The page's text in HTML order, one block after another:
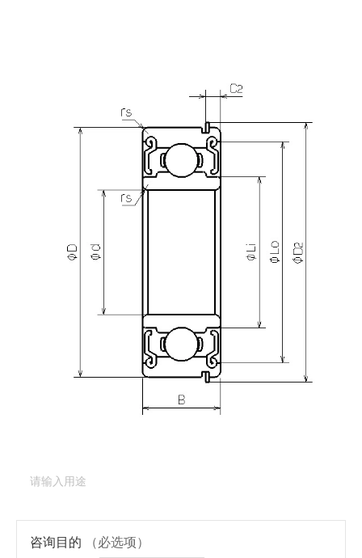
LNR-1360X3ZZ的详细信息？
请填写表格，与美蓓亚三美的产品专家取得联系。
深沟球轴承（止动环型）
咨询目的 （必选项）